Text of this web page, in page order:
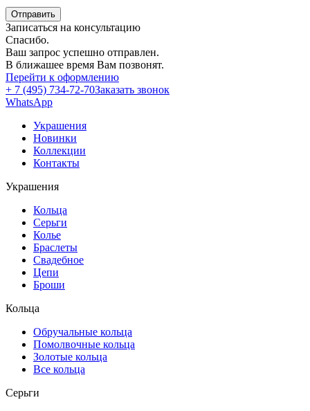
Отправить
Записаться на консультацию
Спасибо.
Ваш запрос успешно отправлен.
В ближашее время Вам позвонят.
Перейти к оформлению
+ 7 (495) 734-72-70Заказать звонок
WhatsApp
Украшения
Новинки
Коллекции
Контакты
Украшения
Кольца
Серьги
Колье
Браслеты
Свадебное
Цепи
Броши
Кольца
Обручальные кольца
Помолвочные кольца
Золотые кольца
Все кольца
Серьги